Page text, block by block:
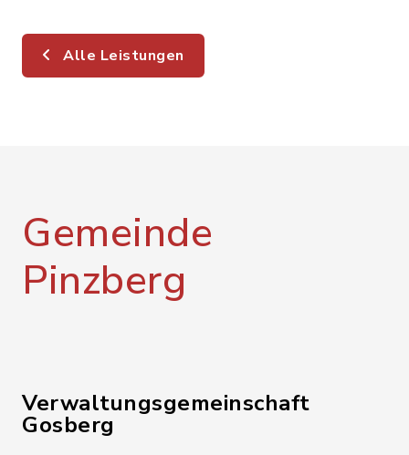
Alle Leistungen
Gemeinde
Pinzberg
Verwaltungsgemeinschaft
Gosberg